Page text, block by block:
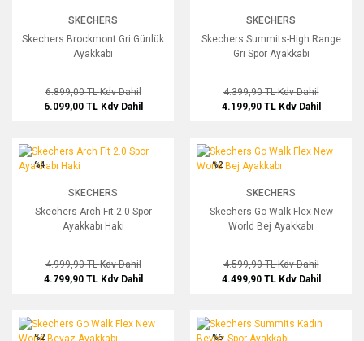
SKECHERS
Skechers Brockmont Gri Günlük
Ayakkabı
6.899,00 TLKdv Dahil
6.099,00 TL Kdv Dahil
SKECHERS
Skechers Summits-High Range
Gri Spor Ayakkabı
4.399,90 TLKdv Dahil
4.199,90 TL Kdv Dahil
Skechers Arch Fit 2.0 Spor Ayakkabı Haki
%4
SKECHERS
Skechers Arch Fit 2.0 Spor
Ayakkabı Haki
4.999,90 TLKdv Dahil
4.799,90 TL Kdv Dahil
Skechers Go Walk Flex New World
%2
SKECHERS
Skechers Go Walk Flex New
World Bej Ayakkabı
4.599,90 TLKdv Dahil
4.499,90 TL Kdv Dahil
Skechers Go Walk Flex New World Beyaz Ayakkabı
%2
Skechers Summits Kadın Beyaz Spor
%6